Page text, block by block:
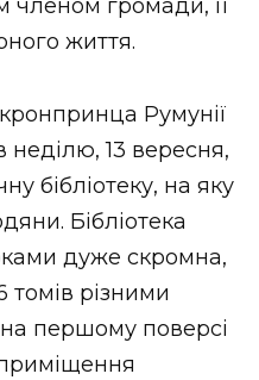
членом громади, її
життя.
Румунії
13 вересня,
бібліотеку, на яку
Бібліотека
дуже скромна,
томів різними
першому поверсі
приміщення